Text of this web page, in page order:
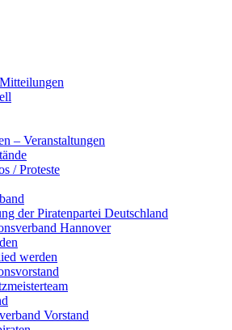
– Veranstaltungen
/ Proteste
der Piratenpartei Deutschland
Hannover
werden
Vorstand